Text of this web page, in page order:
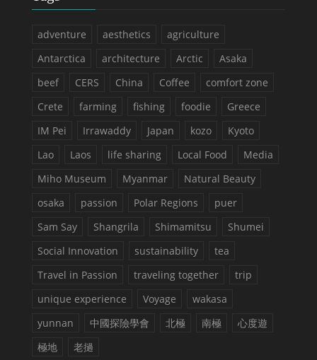
adventure aesthetics
agriculture
Antarctica
architecture Arctic
Asaka
beef
CERS China Coffee
comfort zone
Crete
farming fishing foodie
Greece
IM Pei
Irrawaddy Japan kozo
Kyoto
Lao
Laos life sharing Local Food
Media
Miho Museum
Myanmar
Natural Beauty
osaka
passion Polar Regions
puer
Sam Say
Shangrila Shimamitsu
Shumei
Social Innovation
sustainability
tea
Travel in Passion
traveling together
trip
unique experience
Voyage
wakasa
yunnan
中國探險學會 北極 南極
心度遊
極地
老撾